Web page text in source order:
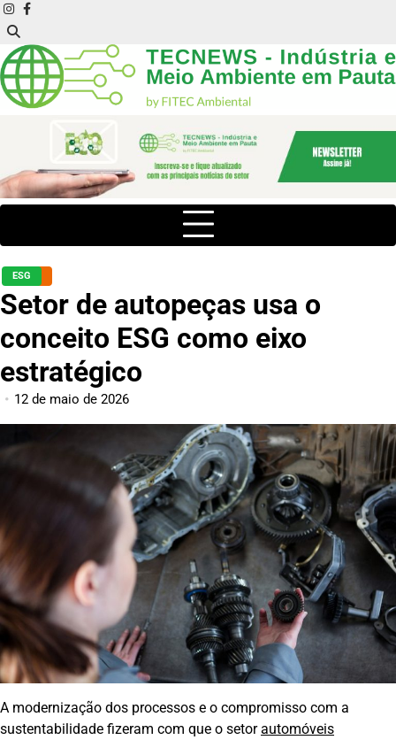
Skip
to
content
instagram
facebook
ESG
Setor de autopeças usa o
conceito ESG como eixo
estratégico
12 de maio de 2026
A modernização dos processos e o compromisso com a
sustentabilidade fizeram com que o setorautomóveis